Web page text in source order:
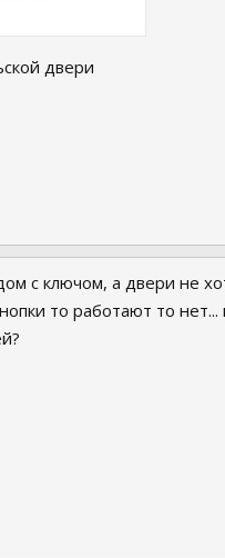
двери
с ключом, а двери не
то работают то нет...